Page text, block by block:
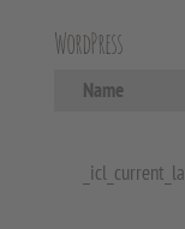
WordPress
Name